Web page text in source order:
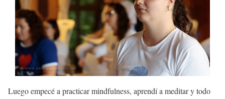
Luego empecé a practicar mindfulness, aprendí a meditar y todo